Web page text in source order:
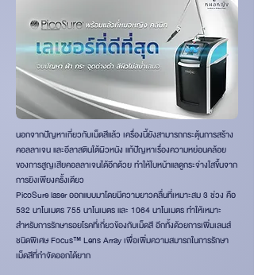
นอกจากปัญหาเกี่ยวกับเม็ดสีแล้ว เครื่องนี้ยังสามารถกระตุ้นการสร้าง
คอลลาเจน และอีลาสตินใต้ผิวหนัง แก้ปัญหาเรื่องความหย่อนคล้อย
ของการสูญเสียคอลลาเจนได้อีกด้วย ทำให้ใบหน้าแลดูกระจ่างใสขึ้นจาก
การยิงเพียงครั้งเดียว
PicoSure laser ออกแบบมาโดยมีความยาวคลื่นที่เหมาะสม 3 ช่วง คือ
532 นาโนเมตร 755 นาโนเมตร และ 1064 นาโนเมตร ทำให้เหมาะ
สำหรับการรักษารอยโรคที่เกี่ยวข้องกับเม็ดสี อีกทั้งด้วยการเพิ่มเลนส์
ชนิดพิเศษ Focus™ Lens Array เพื่อเพิ่มความสมารถในการรักษา
เม็ดสีที่กำจัดออกได้ยาก